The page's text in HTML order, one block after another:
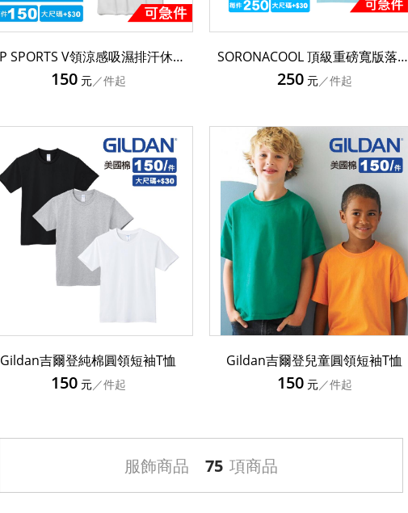
CP SPORTS V領涼感吸濕排汗休閒短袖T恤 CP104
150 元／件起
SORONACOOL 頂級重磅寬版落肩涼感抗菌T恤 SR230
250 元／件起
Gildan吉爾登純棉圓領短袖T恤
150 元／件起
Gildan吉爾登兒童圓領短袖T恤
150 元／件起
服飾商品 75 項商品